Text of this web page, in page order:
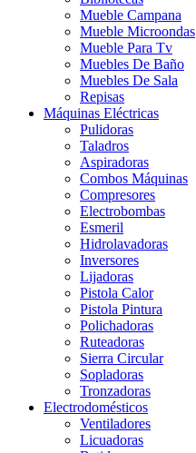
Mueble Campana
Mueble Microondas
Mueble Para Tv
Muebles De Baño
Muebles De Sala
Repisas
Máquinas Eléctricas
Pulidoras
Taladros
Aspiradoras
Combos Máquinas
Compresores
Electrobombas
Esmeril
Hidrolavadoras
Inversores
Lijadoras
Pistola Calor
Pistola Pintura
Polichadoras
Ruteadoras
Sierra Circular
Sopladoras
Tronzadoras
Electrodomésticos
Ventiladores
Licuadoras